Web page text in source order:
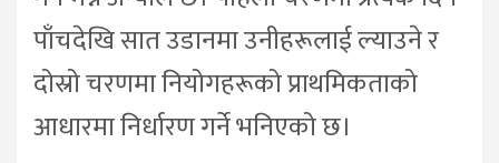
पाँचदेखि सात उडानमा उनीहरूलाई ल्याउने र
दोस्रो चरणमा नियोगहरूको प्राथमिकताको
आधारमा निर्धारण गर्ने भनिएको छ।